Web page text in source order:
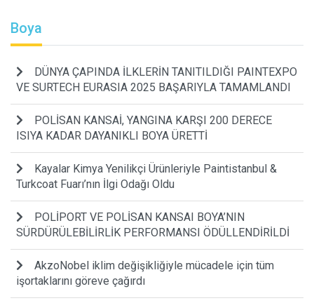
Boya
DÜNYA ÇAPINDA İLKLERİN TANITILDIĞI PAINTEXPO
VE SURTECH EURASIA 2025 BAŞARIYLA TAMAMLANDI
POLİSAN KANSAİ, YANGINA KARŞI 200 DERECE
ISIYA KADAR DAYANIKLI BOYA ÜRETTİ
Kayalar Kimya Yenilikçi Ürünleriyle Paintistanbul &
Turkcoat Fuarı’nın İlgi Odağı Oldu
POLİPORT VE POLİSAN KANSAI BOYA’NIN
SÜRDÜRÜLEBİLİRLİK PERFORMANSI ÖDÜLLENDİRİLDİ
AkzoNobel iklim değişikliğiyle mücadele için tüm
işortaklarını göreve çağırdı